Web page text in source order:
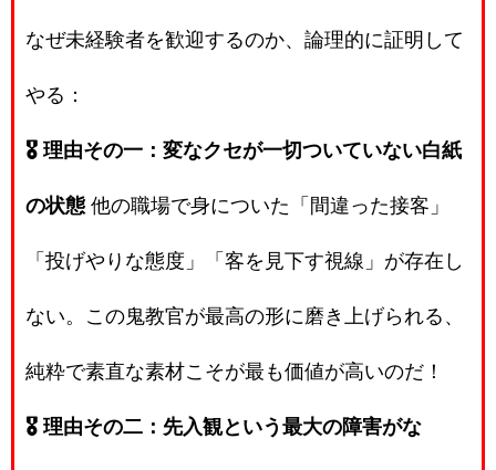
なぜ未経験者を歓迎するのか、論理的に証明して
やる：
🎖️ 理由その一：変なクセが一切ついていない白紙
の状態 他の職場で身についた「間違った接客」
「投げやりな態度」「客を見下す視線」が存在し
ない。この鬼教官が最高の形に磨き上げられる、
純粋で素直な素材こそが最も価値が高いのだ！
🎖️ 理由その二：先入観という最大の障害がな